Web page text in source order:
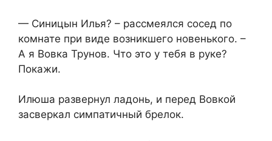
— Синицын Илья? – рассмеялся сосед по
комнате при виде возникшего новенького. –
А я Вовка Трунов. Что это у тебя в руке?
Покажи.
Илюша развернул ладонь, и перед Вовкой
засверкал симпатичный брелок.